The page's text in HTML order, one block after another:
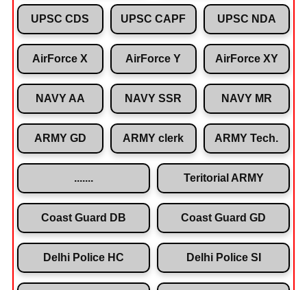
UPSC CDS UPSC CAPF UPSC NDA
AirForce X AirForce Y AirForce XY
NAVY AA NAVY SSR NAVY MR
ARMY GD ARMY clerk ARMY Tech.
Teritorial ARMY
Coast Guard DB Coast Guard GD
Delhi Police HC Delhi Police SI